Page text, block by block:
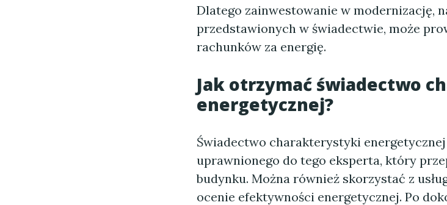
Dlatego zainwestowanie w modernizację,
przedstawionych w świadectwie, może
rachunków za energię.
Jak otrzymać świadectwo
energetycznej?
Świadectwo charakterystyki
uprawnionego do tego eksperta, który
budynku. Można również skorzystać z
ocenie efektywności energetycznej. Po